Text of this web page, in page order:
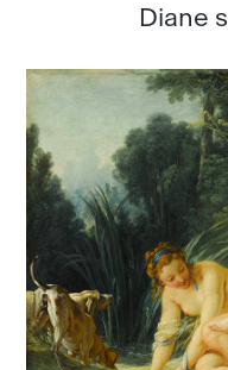
Diane